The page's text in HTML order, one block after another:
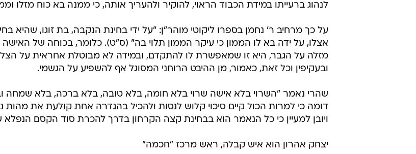
לנהוג ברעייתו במידת הכבוד הראוי, להוקיר ולהעריך אותה, כי ממנה בא כוח מזלו
על כך מרחיב ר' נחמן בספרו ליקוטי מוהר"ן: "על ידי בחינת הנקבה, בת זוגו, שהיא
אצלו, על ידה בא לו הממון כי עיקר הממון תלוי בה" (ס"ט). כלומר, בכוחה של האישה
מזלה על הגבר, היא זו שמאפשרת לו להתקדם, ובמידה לא מבוטלת אחראית על
ובעקיפין וכל זאת, כאמור, מן ההיבט הרוחני המסוגל אף להשפיע על הגשמי.
שהרי נאמר "השרוי בלא אישה שרוי בלא חומה, בלא טובה, בלא ברכה, בלא שמחה
דומה כי למרות הכול קיים סיכוי קלוש לנסות ולהכיל בהגדרה אחת קולעת את
ויובן למעיין כי כל הנאמר הוא בבחינת קצה הקרחון בדרך להכרת סוד הקסם
יצחק אהרון הוא איש קבלה, ראש מרכז "חכמה"